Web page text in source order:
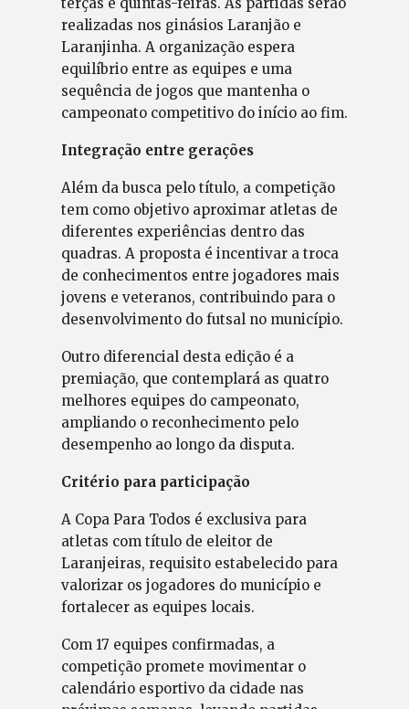
terças e quintas-feiras. As partidas serão
realizadas nos ginásios Laranjão e
Laranjinha. A organização espera
equilíbrio entre as equipes e uma
sequência de jogos que mantenha o
campeonato competitivo do início ao fim.
Integração entre gerações
Além da busca pelo título, a competição
tem como objetivo aproximar atletas de
diferentes experiências dentro das
quadras. A proposta é incentivar a troca
de conhecimentos entre jogadores mais
jovens e veteranos, contribuindo para o
desenvolvimento do futsal no município.
Outro diferencial desta edição é a
premiação, que contemplará as quatro
melhores equipes do campeonato,
ampliando o reconhecimento pelo
desempenho ao longo da disputa.
Critério para participação
A Copa Para Todos é exclusiva para
atletas com título de eleitor de
Laranjeiras, requisito estabelecido para
valorizar os jogadores do município e
fortalecer as equipes locais.
Com 17 equipes confirmadas, a
competição promete movimentar o
calendário esportivo da cidade nas